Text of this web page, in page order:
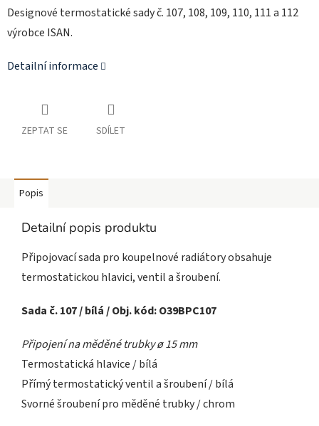
Designové termostatické sady č. 107, 108, 109, 110, 111 a 112
výrobce ISAN.
Detailní informace
ZEPTAT SE SDÍLET
Popis
Detailní popis produktu
Připojovací sada pro koupelnové radiátory obsahuje
termostatickou hlavici, ventil a šroubení.
Sada č. 107 / bílá / Obj. kód: O39BPC107
Připojení na měděné trubky ø 15 mm
Termostatická hlavice / bílá
Přímý termostatický ventil a šroubení / bílá
Svorné šroubení pro měděné trubky / chrom